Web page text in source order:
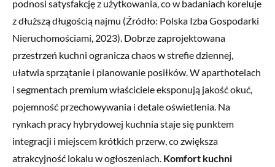
podnosi satysfakcję z użytkowania, co w badaniach koreluje
z dłuższą długością najmu (Źródło: Polska Izba Gospodarki
Nieruchomościami, 2023). Dobrze zaprojektowana
przestrzeń kuchni ogranicza chaos w strefie dziennej,
ułatwia sprzątanie i planowanie posiłków. W aparthotelach
i segmentach premium właściciele eksponują jakość okuć,
pojemność przechowywania i detale oświetlenia. Na
rynkach pracy hybrydowej kuchnia staje się punktem
integracji i miejscem krótkich przerw, co zwiększa
atrakcyjność lokalu w ogłoszeniach. Komfort kuchni